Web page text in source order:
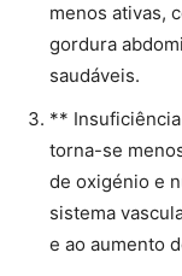
menos ativas,
gordura
saudáveis.
**
torna-se
de oxigénio e
sistema
e ao aumento